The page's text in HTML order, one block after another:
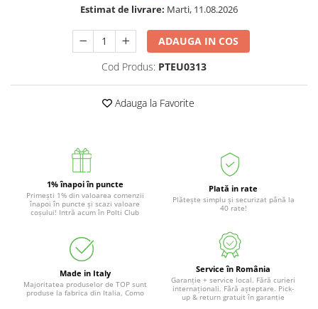
Estimat de livrare: Marti, 11.08.2026
ADAUGA IN COS
Cod Produs: PTEU0313
Adauga la Favorite
1% înapoi în puncte
Primești 1% din valoarea comenzii
înapoi în puncte și scazi valoare
coșului! Intră acum în Polti Club
Plată in rate
Plătește simplu și securizat până la
40 rate!
Made in Italy
Majoritatea produselor de TOP sunt
produse la fabrica din Italia, Como
Service în România
Garanție + service local. Fără curieri
internaționali. Fără așteptare. Pick-
up & return gratuit în garanție